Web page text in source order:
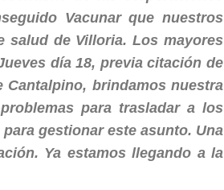
Vacunar que nuestros
salud de Villoria. Los mayores
día 18, previa citación de
Cantalpino, brindamos nuestra
para trasladar a los
gestionar este asunto. Una
Ya estamos llegando a la